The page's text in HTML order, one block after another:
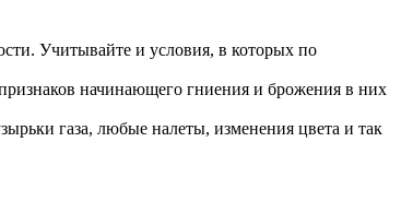
Учитывайте и условия, в которых по
начинающего гниения и брожения в них
газа, любые налеты, изменения цвета и так